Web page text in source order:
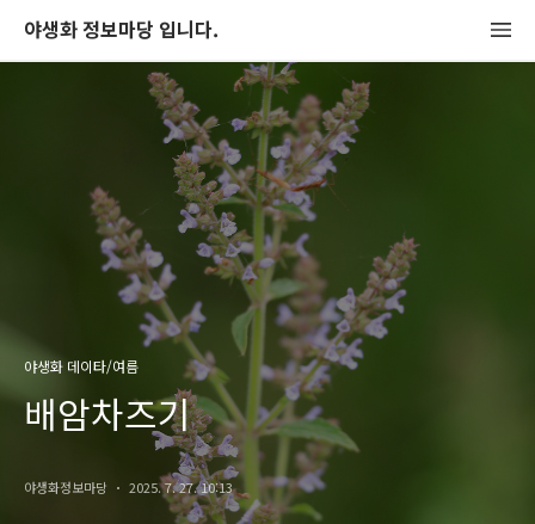
야생화 정보마당 입니다.
야생화 데이타/여름
배암차즈기
야생화정보마당 2025. 7. 27. 10:13